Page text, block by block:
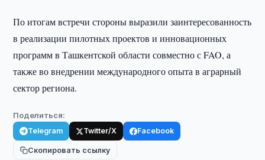
По итогам встречи стороны выразили заинтересованность
в реализации пилотных проектов и инновационных
программ в Ташкентской области совместно с FAO, а
также во внедрении международного опыта в аграрный
сектор региона.
Поделиться:
Telegram Twitter/X Facebook
Скопировать ссылку